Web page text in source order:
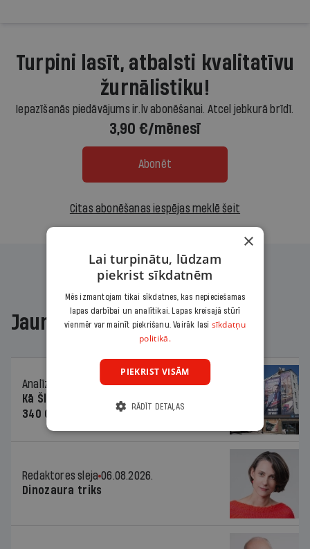
Turpini lasīt, atbalsti kvalitatīvu
žurnālistiku!
Iepazīšanās piedāvājums ir.lv abonēšanai. Atcel jebkurā brīdī.
3,90 €/mēnesī
Abonēt
Citas abonēšanas iespējas meklē šeit
Jaunākajā žurnālā
Analīze
06.08.2026.
Kā Šlesera partija palika nesodīta par
340 000 vērtu reklāmas kampaņu
Redaktores sleja 06.08.2026.
Dinozaura triks
×
Lai turpinātu, lūdzam
piekrist sīkdatnēm
Mēs izmantojam tikai sīkdatnes, kas nepieciešamas
lapas darbībai un analītikai. Lapas kreisajā stūrī
vienmēr var mainīt piekrišanu. Vairāk lasi sīkdatņu
politikā.
PIEKRIST VISĀM
RĀDĪT DETAĻAS